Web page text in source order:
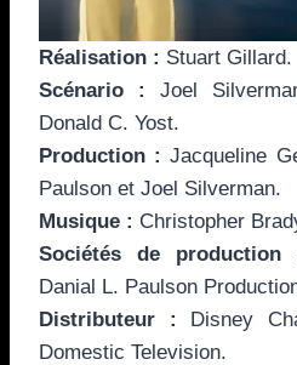
Réalisation : Stuart Gillard.
Scénario :
Joel
Donald C. Yost.
Production : Jacqueline
Paulson et Joel Silverman.
Musique : Christopher
Sociétés de production
Danial L. Paulson
Distributeur : Disney
Domestic Television.